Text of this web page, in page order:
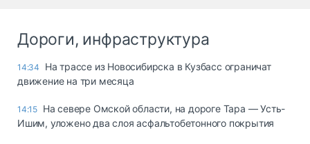
Дороги, инфраструктура
14:34
На трассе из Новосибирска в Кузбасс ограничат
движение на три месяца
14:15 На севере Омской области, на дороге Тара — Усть-
Ишим, уложено два слоя асфальтобетонного покрытия